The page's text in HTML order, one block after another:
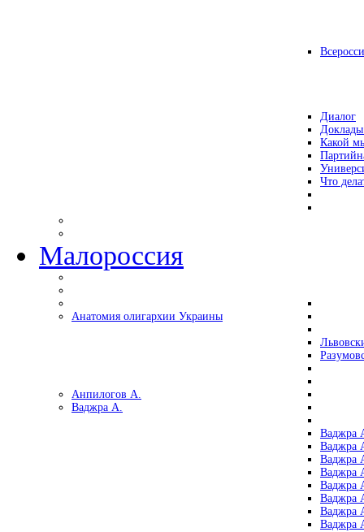
Диалог
Какой
Что
Малороссия
Анатомия олигархии Украины
Анпилогов А.
Ваджра А.
Ваджра
Ваджра
Ваджра
Ваджра
Ваджра
Ваджра
Ваджра
Ваджра